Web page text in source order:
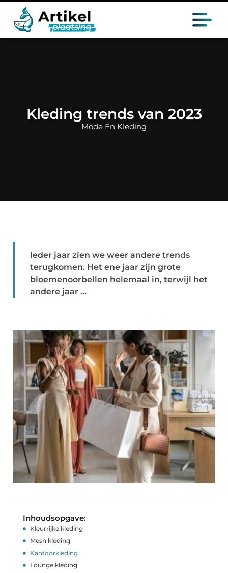
Kleding trends van 2023
Mode En Kleding
Ieder jaar zien we weer andere trends
terugkomen. Het ene jaar zijn grote
bloemenoorbellen helemaal in, terwijl het
andere jaar ...
Inhoudsopgave:
Kleurrijke kleding
Mesh kleding
Kantoorkleding
Lounge kleding